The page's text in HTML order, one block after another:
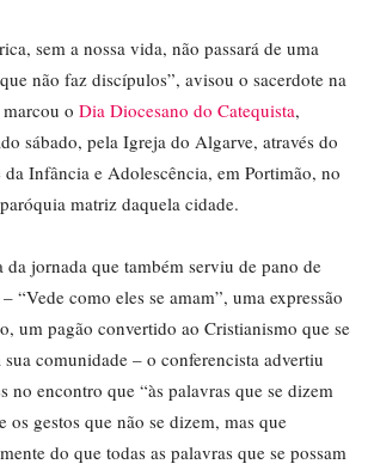
sem a nossa vida, não passará de uma
não faz discípulos”, avisou o sacerdote na
o Dia Diocesano do Catequista,
sábado, pela Igreja do Algarve, através do
da Infância e Adolescência, em Portimão, no
matriz daquela cidade.
jornada que também serviu de pano de
“Vede como eles se amam”, uma expressão
um pagão convertido ao Cristianismo que se
comunidade – o conferencista advertiu
no encontro que “às palavras que se dizem
os gestos que não se dizem, mas que
do que todas as palavras que se possam